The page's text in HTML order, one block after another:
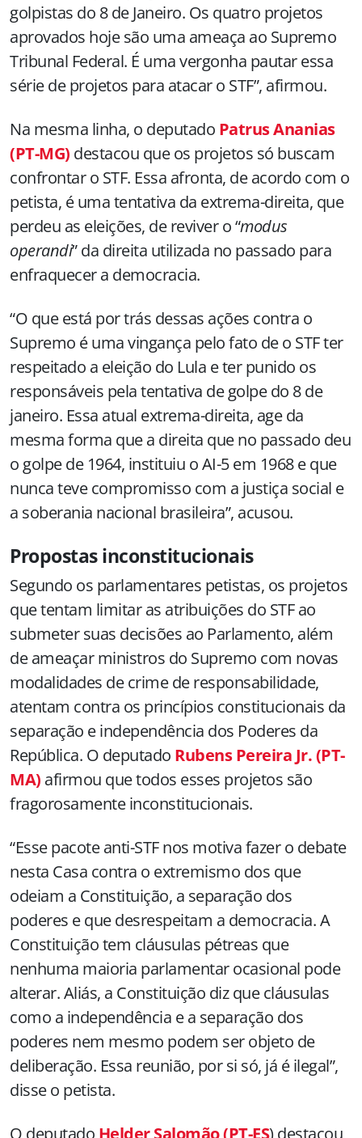
golpistas do 8 de Janeiro. Os quatro projetos
aprovados hoje são uma ameaça ao Supremo
Tribunal Federal. É uma vergonha pautar essa
série de projetos para atacar o STF”, afirmou.
Na mesma linha, o deputado Patrus Ananias
(PT-MG) destacou que os projetos só buscam
confrontar o STF. Essa afronta, de acordo com o
petista, é uma tentativa da extrema-direita, que
perdeu as eleições, de reviver o “modus
operandi” da direita utilizada no passado para
enfraquecer a democracia.
“O que está por trás dessas ações contra o
Supremo é uma vingança pelo fato de o STF ter
respeitado a eleição do Lula e ter punido os
responsáveis pela tentativa de golpe do 8 de
janeiro. Essa atual extrema-direita, age da
mesma forma que a direita que no passado deu
o golpe de 1964, instituiu o AI-5 em 1968 e que
nunca teve compromisso com a justiça social e
a soberania nacional brasileira”, acusou.
Propostas inconstitucionais
Segundo os parlamentares petistas, os projetos
que tentam limitar as atribuições do STF ao
submeter suas decisões ao Parlamento, além
de ameaçar ministros do Supremo com novas
modalidades de crime de responsabilidade,
atentam contra os princípios constitucionais da
separação e independência dos Poderes da
República. O deputado Rubens Pereira Jr. (PT-
MA) afirmou que todos esses projetos são
fragorosamente inconstitucionais.
“Esse pacote anti-STF nos motiva fazer o debate
nesta Casa contra o extremismo dos que
odeiam a Constituição, a separação dos
poderes e que desrespeitam a democracia. A
Constituição tem cláusulas pétreas que
nenhuma maioria parlamentar ocasional pode
alterar. Aliás, a Constituição diz que cláusulas
como a independência e a separação dos
poderes nem mesmo podem ser objeto de
deliberação. Essa reunião, por si só, já é ilegal”,
disse o petista.
O deputado Helder Salomão (PT-ES) destacou